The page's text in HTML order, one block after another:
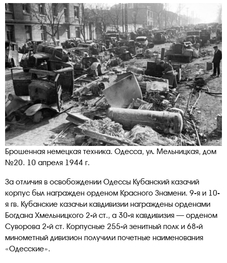
Брошенная немецкая техника. Одесса, ул. Мельницкая, дом
№20. 10 апреля 1944 г.
За отличия в освобождении Одессы Кубанский казачий
корпус был награжден орденом Красного Знамени. 9-я и 10-
я гв. Кубанские казачьи кавдивизии награждены орденами
Богдана Хмельницкого 2-й ст., а 30-я кавдивизия — орденом
Суворова 2-й ст. Корпусные 255-й зенитный полк и 68-й
минометный дивизион получили почетные наименования
«Одесские».